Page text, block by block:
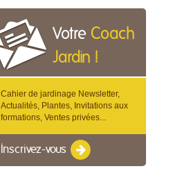
Votre Coach
Jardin !
Cahier de jardinage Newsletter,
Actualités, Plantes, Invitations aux
formations, Ventes privées...
Inscrivez-vous